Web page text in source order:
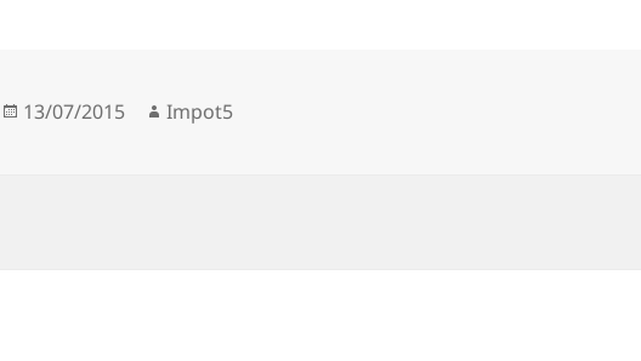
Publié
13/07/2015 Auteur
Impot5